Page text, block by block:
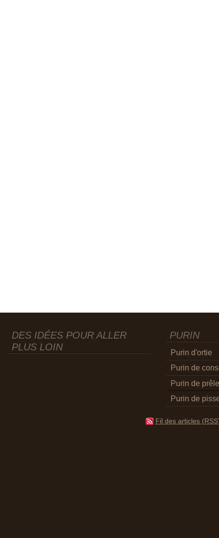
DES IDÉES POUR ALLER
PLUS LOIN
PURIN
Purin d'ortie
Purin de
Purin de prêle
Purin de
Fil des articles